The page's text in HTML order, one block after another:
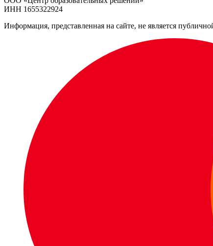
ИНН 1655322924
Информация, представленная на сайте, не является